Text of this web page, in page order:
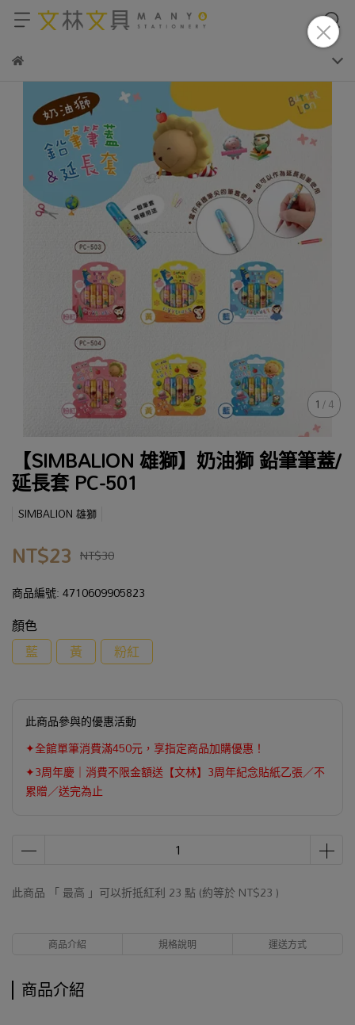
1/4
【SIMBALION 雄獅】奶油獅 鉛筆筆蓋/
延長套 PC-501
SIMBALION 雄獅
NT$23 NT$30
商品編號:4710609905823
顏色
藍
黃 粉紅
此商品參與的優惠活動
✦全館單筆消費滿450元，享指定商品加購優惠！
✦3周年慶｜消費不限金額送【文林】3周年紀念貼紙乙張／不
累贈／送完為止
此商品 「 最高 」可以折抵紅利 23 點 (約等於 NT$23 )
商品介紹 規格說明 運送方式
商品介紹